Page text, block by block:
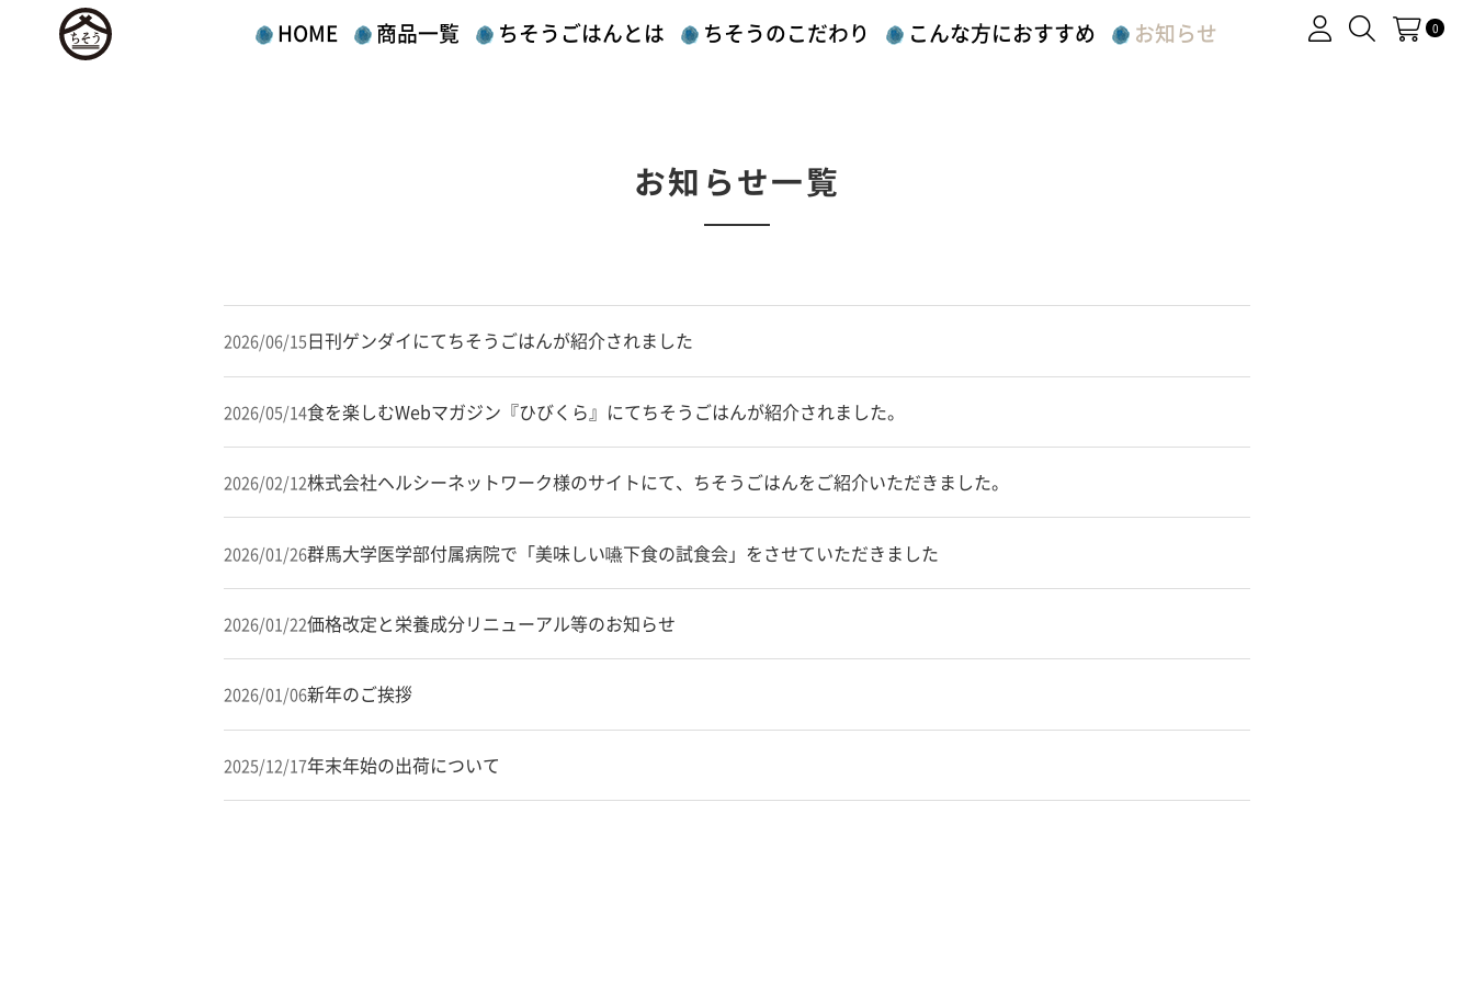
0
HOME 商品一覧 ちそうごはんとは ちそうのこだわり こんな方におすすめ お知らせ
お知らせ一覧
2026/06/15日刊ゲンダイにてちそうごはんが紹介されました
2026/05/14食を楽しむWebマガジン『ひびくら』にてちそうごはんが紹介されました。
2026/02/12株式会社ヘルシーネットワーク様のサイトにて、ちそうごはんをご紹介いただきました。
2026/01/26群馬大学医学部付属病院で「美味しい嚥下食の試食会」をさせていただきました
2026/01/22価格改定と栄養成分リニューアル等のお知らせ
2026/01/06新年のご挨拶
2025/12/17年末年始の出荷について